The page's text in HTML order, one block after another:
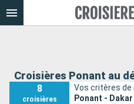
Croisières Ponant au
8
croisières
Vos critères de
Ponant - Dakar